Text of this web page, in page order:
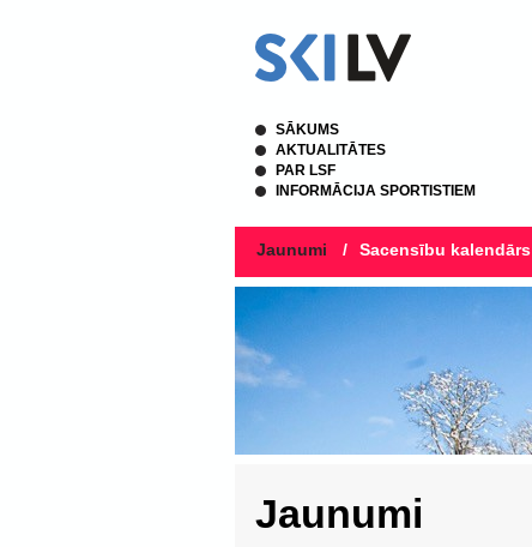
SĀKUMS
AKTUALITĀTES
PAR LSF
INFORMĀCIJA SPORTISTIEM
Jaunumi / Sacensību kalendārs
Jaunumi